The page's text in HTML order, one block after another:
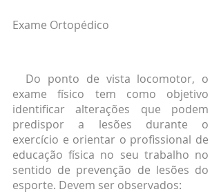
Exame Ortopédico
exame físico tem como objetivo
identificar alterações que podem
predispor a lesões durante o
exercício e orientar o profissional de
educação física no seu trabalho no
sentido de prevenção de lesões do
esporte. Devem ser observados: